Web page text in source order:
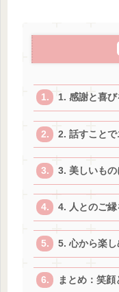
1. 感謝と喜
2. 話すこと
3. 美しいも
4. 人とのご
5. 心から楽
まとめ：笑